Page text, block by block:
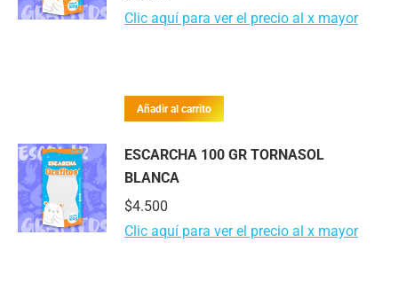
Clic aquí para ver el precio al x mayor
Añadir al carrito
ESCARCHA 100 GR TORNASOL
BLANCA
$4.500
Clic aquí para ver el precio al x mayor